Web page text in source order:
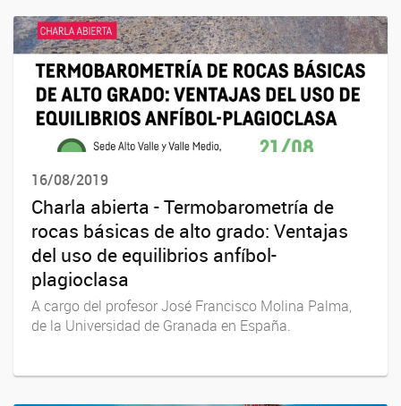
16/08/2019
Charla abierta - Termobarometría de
rocas básicas de alto grado: Ventajas
del uso de equilibrios anfíbol-
plagioclasa
A cargo del profesor José Francisco Molina Palma,
de la Universidad de Granada en España.